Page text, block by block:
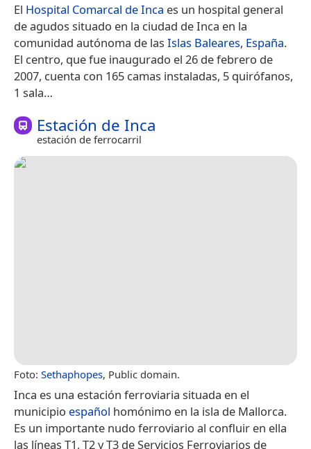
El Hospital Comarcal de Inca es un hospital general
de agudos situado en la ciudad de Inca en la
comunidad autónoma de las Islas Baleares, España.
El centro, que fue inaugurado el 26 de febrero de
2007, cuenta con 165 camas instaladas, 5 quirófanos,
1 sala…
Estación de Inca
estación de ferrocarril
Foto: Sethaphopes, Public domain.
Inca es una estación ferroviaria situada en el
municipio español homónimo en la isla de Mallorca.
Es un importante nudo ferroviario al confluir en ella
las líneas T1, T2 y T3 de Servicios Ferroviarios de